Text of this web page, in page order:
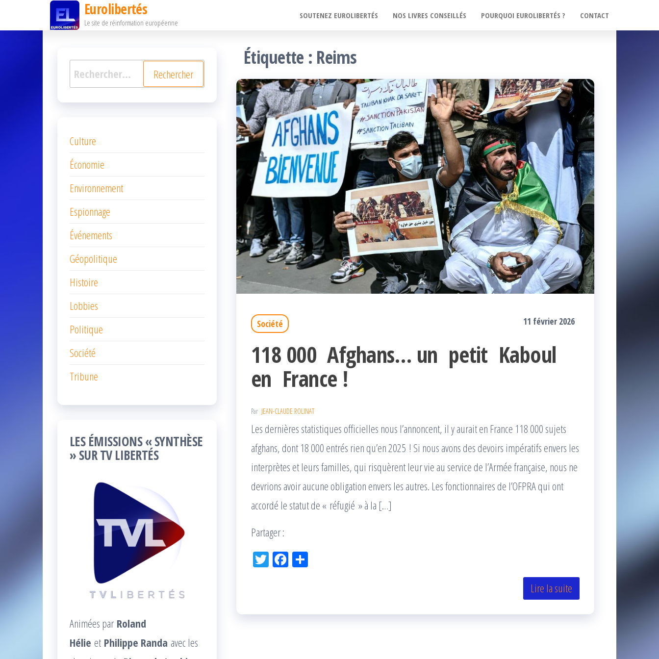
ce
Eurolibertés
Le site de réinformation européenne
SOUTENEZ EUROLIBERTÉS NOS LIVRES CONSEILLÉS POURQUOI EUROLIBERTÉS ? CONTACT
Étiquette : Reims
Société 11 février 2026
118 000 Afghans… un petit Kaboul
en France !
Par JEAN-CLAUDE ROLINAT
Les dernières statistiques officielles nous l’annoncent, il y aurait en France 118 000 sujets
afghans, dont 18 000 entrés rien qu’en 2025 ! Si nous avons des devoirs impératifs envers les
interprètes et leurs familles, qui risquèrent leur vie au service de l’Armée française, nous ne
devrions avoir aucune obligation envers les autres. Les fonctionnaires de l’OFPRA qui ont
accordé le statut de « réfugié » à la […]
Partager :
Tw Fac
Lire la suite
Rechercher :
Culture
Économie
Environnement
Espionnage
Événements
Géopolitique
Histoire
Lobbies
Politique
Société
Tribune
LES ÉMISSIONS « SYNTHÈSE
» SUR TV LIBERTÉS
Animées par Roland
Hélie et Philippe Randa avec les